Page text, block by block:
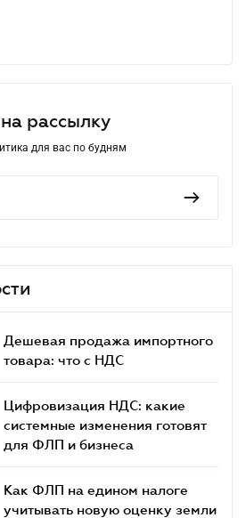
рассылку
для вас по будням
Дешевая продажа импортного
товара: что c НДС
Цифровизация НДС: какие
системные изменения готовят
для ФЛП и бизнеса
Как ФЛП на едином налоге
учитывать новую оценку земли